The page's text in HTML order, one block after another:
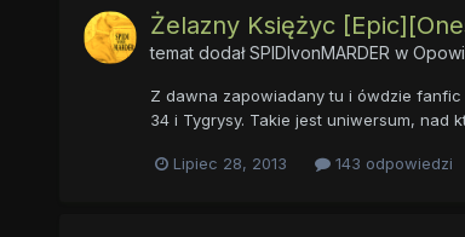
Żelazny Księżyc
temat dodałSPIDIvonMARDER w
Z dawna zapowiadany tu i ówdzie fanfic
34 i Tygrysy. Takie jest uniwersum, nad
Lipiec 28, 2013 143 odpowiedzi